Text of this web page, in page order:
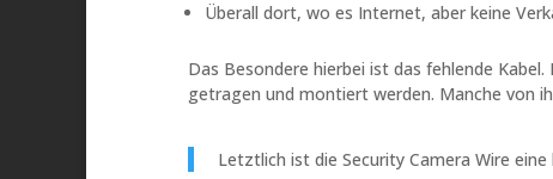
Überall dort, wo es Internet, aber keine
Das Besondere hierbei ist das fehlende
getragen und montiert werden. Manche von
Letztlich ist die Security Camera Wire